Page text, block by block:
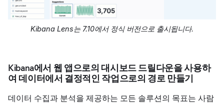
Kibana Lens는 7.10에서 정식 버전으로 출시됩니다.
Kibana에서 웹 앱으로의 대시보드 드릴다운을 사용하
여 데이터에서 결정적인 작업으로의 경로 만들기
데이터 수집과 분석을 제공하는 모든 솔루션의 목표는 사람